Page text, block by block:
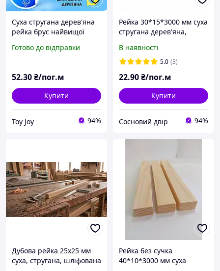
Суха стругана дерев'яна
рейка брус найвищої
мм, пиломатеріал, дошка
Готово до відправки
52.30₴/пог.м
Купити
Toy Joy 94%
Рейка 30*15*3000 мм суха
стругана дерев'яна,
В наявності
5.0 (3)
22.90₴/пог.м
Купити
Сосновий двір 94%
Дубова рейка 25х25 мм
суха, стругана, шліфована
Рейка без сучка
40*10*3000 мм суха